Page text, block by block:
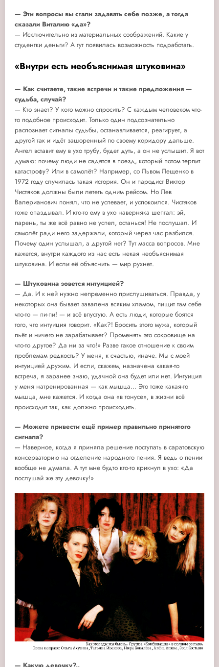
— Эти вопросы вы стали задавать себе позже, а тогда
сказали Виталию «да»?
— Исключительно из материальных соображений. Какие у
студентки деньги? А тут появилась возможность подработать.
«Внутри есть необъяснимая штуковина»
— Как считаете, такие встречи и такие предложения —
судьба, случай?
— Кто знает? У кого можно спросить? С каждым человеком что-
то подобное происходит. Только один подсознательно
распознает сигналы судьбы, останавливается, реагирует, а
другой так и идёт зашоренный по своему коридору дальше.
Ангел вставит ему в ухо трубу, будет дуть, а он не услышит. Я вот
думаю: почему люди не садятся в поезд, который потом терпит
катастрофу? Или в самолёт? Например, со Львом Лещенко в
1972 году случилась такая история. Он и пародист Виктор
Чистяков должны были лететь одним рейсом. Но Лев
Валерианович понял, что не успевает, и успокоился. Чистяков
тоже опаздывал. И кто-то ему в ухо наверняка шептал: эй,
парень, ты же всё равно не успел, останься! Не послушал. И
самолёт ради него задержали, который через час разбился.
Почему один услышал, а другой нет? Тут масса вопросов. Мне
кажется, внутри каждого из нас есть некая необъяснимая
штуковина. И если её объяснить — мир рухнет.
— Штуковина зовется интуицией?
— Да. И к ней нужно непременно прислушиваться. Правда, у
некоторых она бывает завалена всяким хламом, пищит там себе
что-то — пи-пи! — и всё впустую. А есть люди, которые боятся
того, что интуиция говорит. «Как?! Бросить этого мужа, который
пьёт и ничего не зарабатывает? Променять это сокровище на
что-то другое? Да ни за что!» Разве такое отношение к своим
проблемам редкость? У меня, к счастью, иначе. Мы с моей
интуицией дружим. И если, скажем, назначена какая-то
встреча, я заранее знаю, удачной она будет или нет. Интуиция
у меня натренированная — как мышца... Это тоже какая-то
мышца, мне кажется. И когда она «в тонусе», в жизни всё
происходит так, как должно происходить.
— Можете привести ещё пример правильно принятого
сигнала?
— Наверное, когда я приняла решение поступать в саратовскую
консерваторию на отделение народного пения. Я ведь о пении
вообще не думала. А тут мне будто кто-то крикнул в ухо: «Да
послушай же эту девочку!»